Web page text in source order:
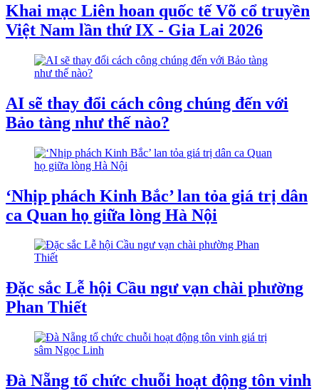
Khai mạc Liên hoan quốc tế Võ cổ truyền
Việt Nam lần thứ IX - Gia Lai 2026
AI sẽ thay đổi cách công chúng đến với
Bảo tàng như thế nào?
‘Nhịp phách Kinh Bắc’ lan tỏa giá trị dân
ca Quan họ giữa lòng Hà Nội
Đặc sắc Lễ hội Cầu ngư vạn chài phường
Phan Thiết
Đà Nẵng tổ chức chuỗi hoạt động tôn vinh